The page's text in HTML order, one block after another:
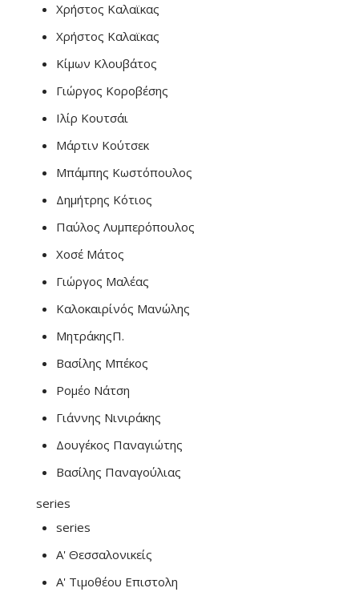
Χρήστος Καλαϊκας
Χρήστος Καλαϊκας
Κίμων Κλουβάτος
Γιώργος Κοροβέσης
Ιλίρ Κουτσάι
Μάρτιν Κούτσεκ
Μπάμπης Κωστόπουλος
Δημήτρης Κότιος
Παύλος Λυμπερόπουλος
Χοσέ Μάτος
Γιώργος Μαλέας
Καλοκαιρίνός Μανώλης
ΜητράκηςΠ.
Βασίλης Μπέκος
Ρομέο Νάτση
Γιάννης Νινιράκης
Δουγέκος Παναγιώτης
Βασίλης Παναγούλιας
series
series
Α' Θεσσαλονικείς
Α' Τιμοθέου Επιστολη